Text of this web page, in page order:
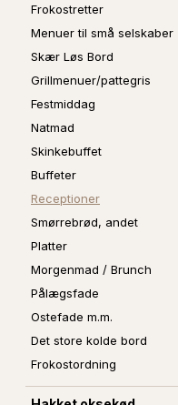
Frokostretter
Menuer til små selskaber
Skær Løs Bord
Grillmenuer/pattegris
Festmiddag
Natmad
Skinkebuffet
Buffeter
Receptioner
Smørrebrød, andet
Platter
Morgenmad / Brunch
Pålægsfade
Ostefade m.m.
Det store kolde bord
Frokostordning